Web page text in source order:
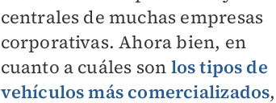
centrales de muchas empresas
corporativas. Ahora bien, en
cuanto a cuáles son los tipos de
vehículos más comercializados,